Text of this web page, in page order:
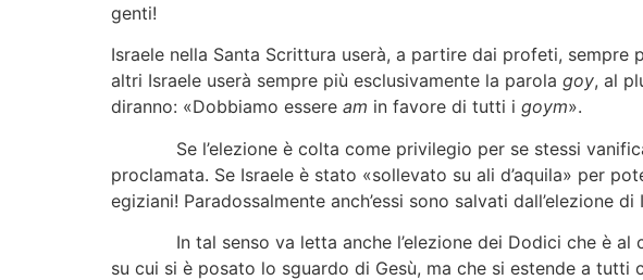
genti!
Israele nella Santa Scrittura userà, a partire dai profeti, sempre
altri Israele userà sempre più esclusivamente la parola goy, al
diranno: «Dobbiamo essere am in favore di tutti i goym».
Se l’elezione è colta come privilegio per se stessi vanifica
proclamata. Se Israele è stato «sollevato su ali d’aquila» per
egiziani! Paradossalmente anch’essi sono salvati dall’elezione
In tal senso va letta anche l’elezione dei Dodici che è al
su cui si è posato lo sguardo di Gesù, ma che si estende a tutti